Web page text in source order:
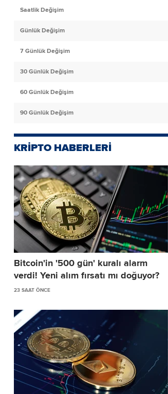
Saatlik Değişim
Günlük Değişim
7 Günlük Değişim
30 Günlük Değişim
60 Günlük Değişim
90 Günlük Değişim
KRİPTO HABERLERİ
Bitcoin'in '500 gün' kuralı alarm
verdi! Yeni alım fırsatı mı doğuyor?
23 SAAT ÖNCE